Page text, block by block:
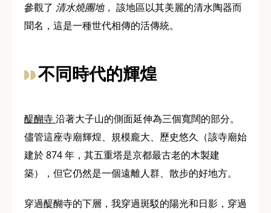
參觀了 清水燒團地， 該地區以其美麗的清水陶器而
聞名，這是一種世代相傳的活傳統。
不同時代的輝煌
醍醐寺沿著大子山的側面延伸為三個寬闊的部分。
儘管這座寺廟輝煌、規模龐大、歷史悠久（該寺廟始
建於 874 年，其五重塔是京都最古老的木製建
築），但它仍然是一個遠離人群、散步的好地方。
穿過醍醐寺的下層，我穿過斑駁的陽光和日影，穿過